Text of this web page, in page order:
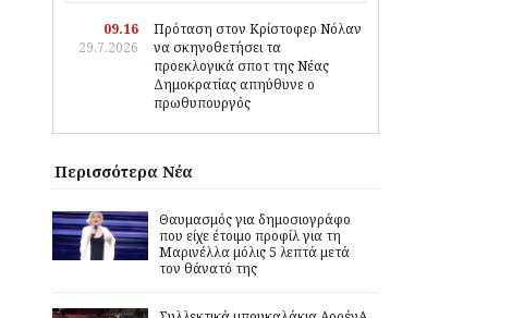
09.16
29.7.2026
Πρόταση στον Κρίστοφερ Νόλαν
να σκηνοθετήσει τα
προεκλογικά σποτ της Νέας
Δημοκρατίας απηύθυνε ο
πρωθυπουργός
Περισσότερα Νέα
Θαυμασμός για δημοσιογράφο
που είχε έτοιμο προφίλ για τη
Μαρινέλλα μόλις 5 λεπτά μετά
τον θάνατό της